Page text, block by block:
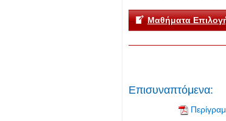
Μαθήματα
Επισυναπτόμενα: